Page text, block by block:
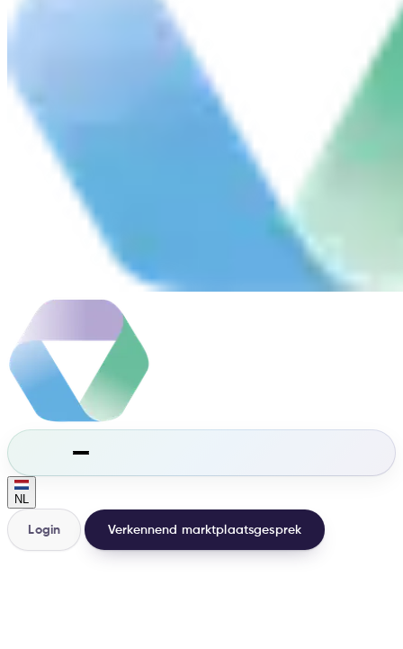
NL
Login Verkennend marktplaatsgesprek